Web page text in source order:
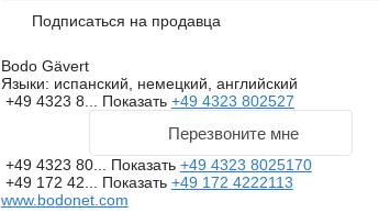
Подписаться на продавца
Bodo Gävert
Языки: испанский, немецкий, английский
+49 4323 8... Показать +49 4323 802527
Перезвоните мне
+49 4323 80... Показать +49 4323 8025170
+49 172 42... Показать +49 172 4222113
www.bodonet.com